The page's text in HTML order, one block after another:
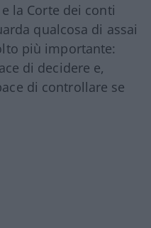
la Corte dei conti
qualcosa di assai
più importante:
di decidere e,
di controllare se